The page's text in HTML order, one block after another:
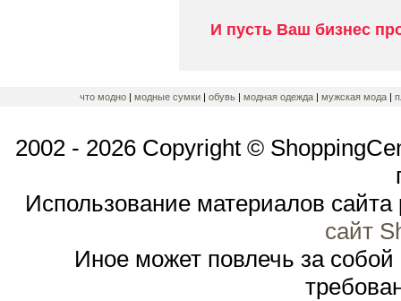
И пусть Ваш бизнес
что модно| модные сумки | обувь| модная одежда | мужская мода |
2002 - 2026 Copyright ©
Использование материалов
сайт
Иное может повлечь за